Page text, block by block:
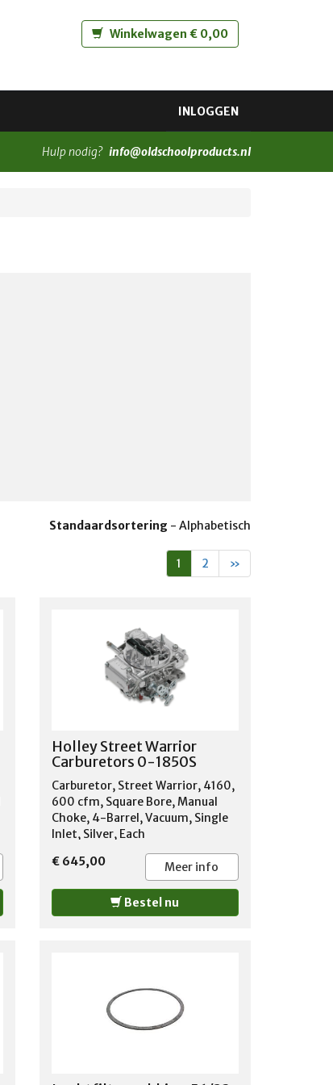
Winkelwagen € 0,00
INLOGGEN
Hulp nodig? info@oldschoolproducts.nl
Standaardsortering - Alphabetisch
1 2 »
Holley Street Warrior
Carburetors 0-1850S
Carburetor, Street Warrior, 4160,
600 cfm, Square Bore, Manual
Choke, 4-Barrel, Vacuum, Single
Inlet, Silver, Each
€ 645,00
Meer info
Bestel nu